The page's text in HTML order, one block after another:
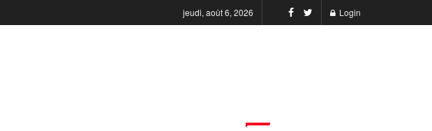
jeudi, août 6, 2026 Login